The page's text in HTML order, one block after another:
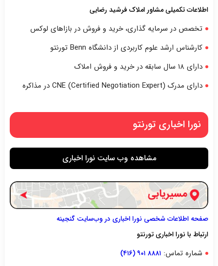
اطلاعات تکمیلی مشاور املاک فرشید رضایی
تخصص در سرمایه گذاری، خرید و فروش در بازاهای لوکس
کارشناس ارشد علوم کاربردی از دانشگاه Benn تورنتو
دارای ۱۸ سال سابقه در خرید و فروش املاک
دارای مدرک CNE (Certified Negotiation Expert) در مذاکره
نورا اخباری تورنتو
مشاهده وب سایت نورا اخباری
صفحه اطلاعات شخصی نورا اخباری در وب‌سایت گنجینه
ارتباط با نورا اخباری تورنتو
شماره تماس: ۸۸۸۱ ۹۰۱ (۴۱۶)